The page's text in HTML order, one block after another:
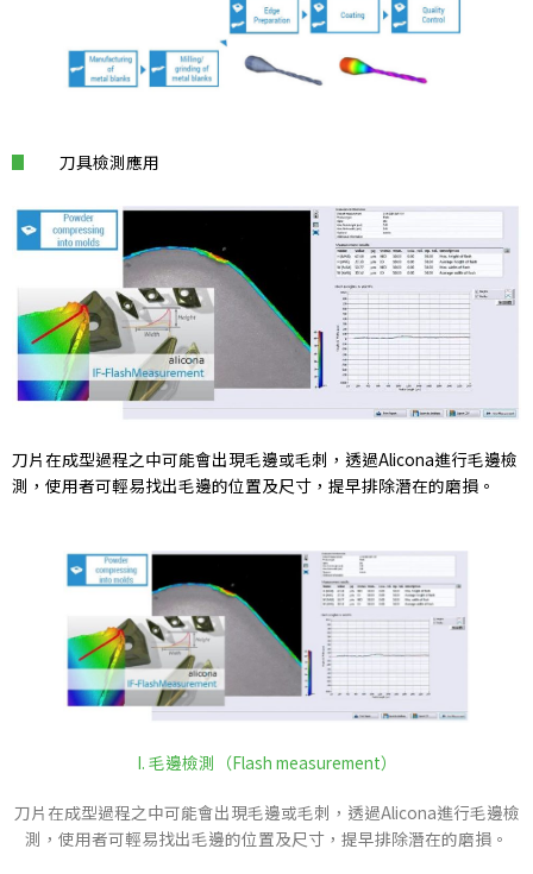
刀具檢測應用
刀片在成型過程之中可能會出現毛邊或毛刺，透過Alicona進行毛邊檢
測，使用者可輕易找出毛邊的位置及尺寸，提早排除潛在的磨損。
I. 毛邊檢測（Flash measurement）
刀片在成型過程之中可能會出現毛邊或毛刺，透過Alicona進行毛邊檢
測，使用者可輕易找出毛邊的位置及尺寸，提早排除潛在的磨損。